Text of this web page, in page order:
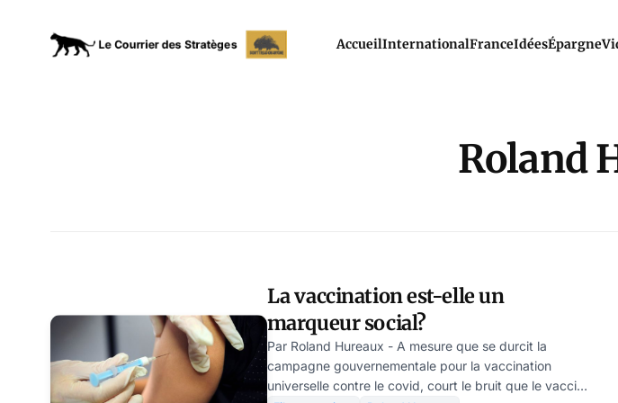
AccueilInternationalFranceIdéesÉpargne
Roland
La vaccination est-elle un
marqueur social?
Par Roland Hureaux - A mesure que se durcit la
campagne gouvernementale pour la vaccination
universelle contre le covid, court le bruit que le vaccin